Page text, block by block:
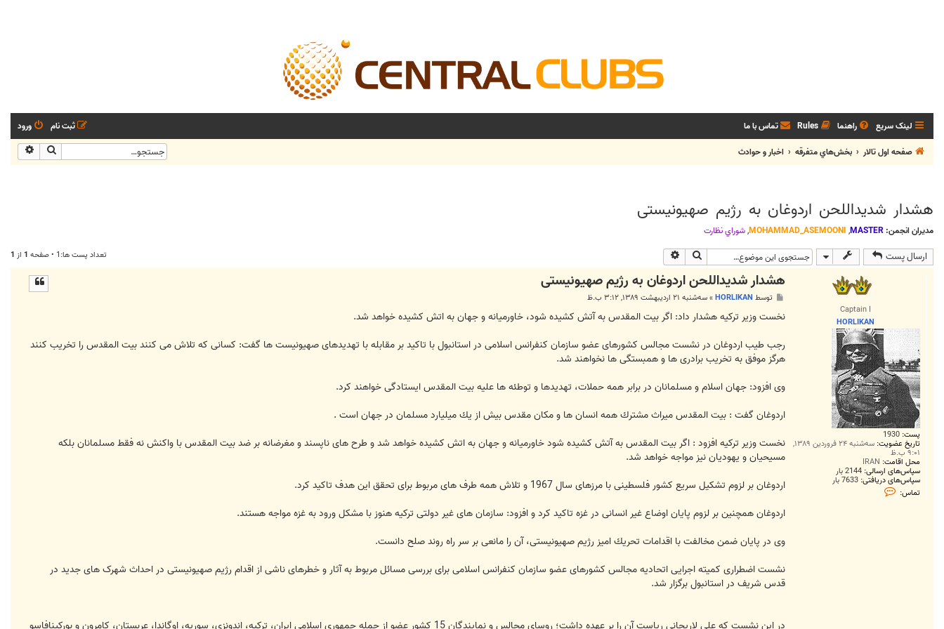
لینک سریع راهنما Rules تماس با ما ورود
ثبت نام
صفحه اول تالار
بخش‌‌هاي متفرقه اخبار و حوادث جستجو
هشدار شدیداللحن اردوغان به رژیم صهیونیستی
مدیران انجمن: MASTER
,
MOHAMMAD_ASEMOONI
,شوراي نظارت
ارسال پست جستجو تعداد پست ها:1 • صفحه 1 از 1
Captain I
HORLIKAN
پست: 1930
تاریخ عضویت: سه‌شنبه ۲۴ فروردین ۱۳۸۹,
۹:۰۱ ب.ظ
محل اقامت:
سپاس‌های ارسالی: 2144 بار
سپاس‌های دریافتی: 7633 بار
تماس:
ت
هشدار شدیداللحن اردوغان به رژیم صهیونیستی
ت
توسط HORLIKAN
»سه‌شنبه ۲۱ اردیبهشت ۱۳۸۹, ۳:۱۲ ب.ظ
نخست وزیر تركیه هشدار داد: اگر بیت المقدس به آتش كشیده شود، خاورمیانه و جهان به اتش كشیده خواهد شد.
رجب طیب اردوغان در نشست مجالس كشورهای عضو سازمان كنفرانس اسلامی در استانبول با تاكید بر مقابله با تهدیدهای صهیونیست ها گفت: كسانی كه تلاش می كنند بیت المقدس را تخریب كنند
هرگز موفق به تخریب برادری ها و همبستگی ها نخواهند شد.
وی افزود: جهان اسلام و مسلمانان در برابر همه حملات، تهدیدها و توطئه ها علیه بیت المقدس ایستادگی خواهند كرد.
اردوغان گفت : بیت المقدس میراث مشترك همه انسان ها و مكان مقدس بیش از یك میلیارد مسلمان در جهان است .
نخست وزیر تركیه افزود : اگر بیت المقدس به آتش كشیده شود خاورمیانه و جهان به اتش كشیده خواهد شد و طرح های ناپسند و مغرضانه بر ضد بیت المقدس با واكنش نه فقط مسلمانان بلكه
مسیحیان و یهودیان نیز مواجه خواهد شد.
اردوغان بر لزوم تشكیل سریع كشور فلسطینی با مرزهای سال 1967 و تلاش همه طرف های مربوط برای تحقق این هدف تاكید كرد.
اردوغان همچنین بر لزوم پایان اوضاع غیر انسانی در غزه تاكید كرد و افزود: سازمان های غیر دولتی تركیه هنوز با مشكل ورود به غزه مواجه هستند.
وی در پایان ضمن مخالفت با اقدامات تحریك امیز رژیم صهیونیستی، آن را مانعی بر سر راه روند صلح دانست.
نشست اضطراری کمیته اجرایی اتحادیه مجالس کشورهای عضو سازمان کنفرانس اسلامی برای بررسی مسائل مربوط به آثار و خطرهای ناشی از اقدام رژیم صهیونیستی در احداث شهرک های جدید در
قدس شریف در استانبول برگزار شد.